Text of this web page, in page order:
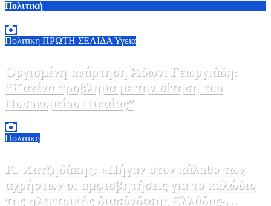
Πολιτική
Πολιτικη ΠΡΩΤΗ ΣΕΛΙΔΑ Υγεια
Οργισμένη ανάρτηση Άδωνι Γεωργιάδη:
“Κανένα προβλημα με την σίτηση του
Νοσοκομείου Νικαίας”
Πολιτικη
Κ. Χατζηδάκης: «Πήγαν στον κάλαθο των
αχρήστων οι αμφισβητήσεις για το καλώδιο
της ηλεκτρικής διασύνδεσης Ελλάδας-